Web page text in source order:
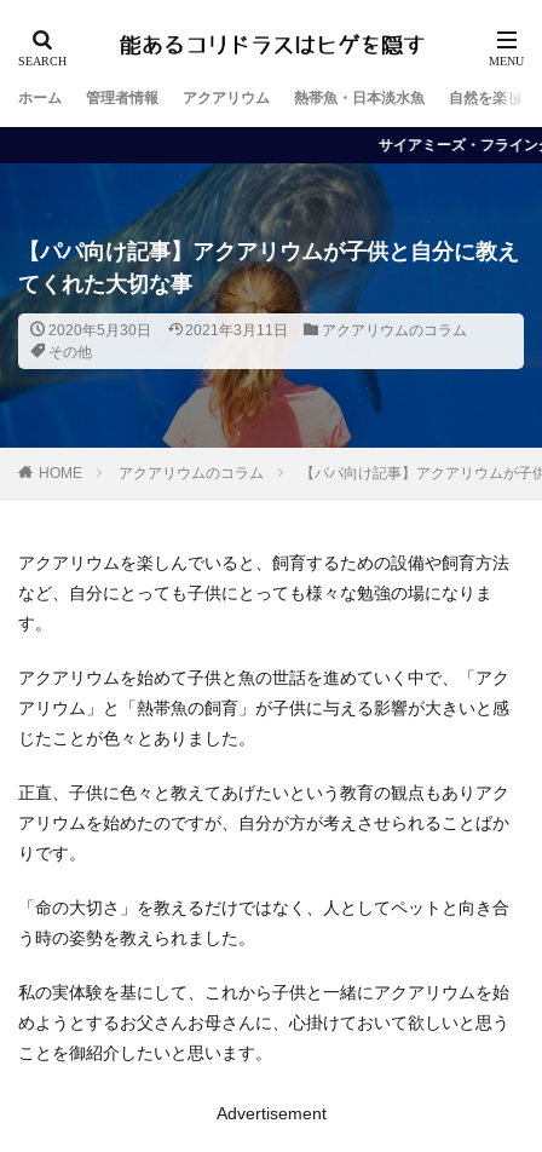
ホーム 管理者情報 アクアリウム 熱帯魚・日本淡水魚 自然を楽しむ
サイアミーズ・フライングフォックスが苔
【パパ向け記事】アクアリウムが子供と自分に教え
てくれた大切な事
2020年5月30日 2021年3月11日
アクアリウムのコラム
その他
HOME アクアリウムのコラム 【パパ向け記事】アクアリウムが
アクアリウムを楽しんでいると、飼育するための設備や飼育方法
など、自分にとっても子供にとっても様々な勉強の場になりま
す。
アクアリウムを始めて子供と魚の世話を進めていく中で、「アク
アリウム」と「熱帯魚の飼育」が子供に与える影響が大きいと感
じたことが色々とありました。
正直、子供に色々と教えてあげたいという教育の観点もありアク
アリウムを始めたのですが、自分が方が考えさせられることばか
りです。
「命の大切さ」を教えるだけではなく、人としてペットと向き合
う時の姿勢を教えられました。
私の実体験を基にして、これから子供と一緒にアクアリウムを始
めようとするお父さんお母さんに、心掛けておいて欲しいと思う
ことを御紹介したいと思います。
Advertisement